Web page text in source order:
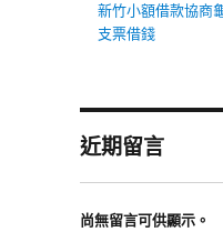
新竹小額借款協商
支票借錢
近期留言
尚無留言可供顯示。